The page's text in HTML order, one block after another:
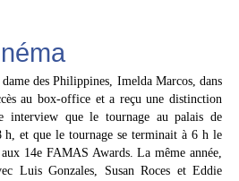
des Philippines, Imelda Marcos, dans
au box-office et a reçu une distinction
interview que le tournage au palais de
h, et que le tournage se terminait à 6 h le
14e FAMAS Awards. La même année,
Luis Gonzales, Susan Roces et Eddie